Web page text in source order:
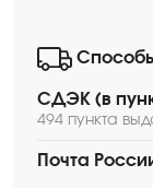
СДЭК (в
494 пункта
Почта